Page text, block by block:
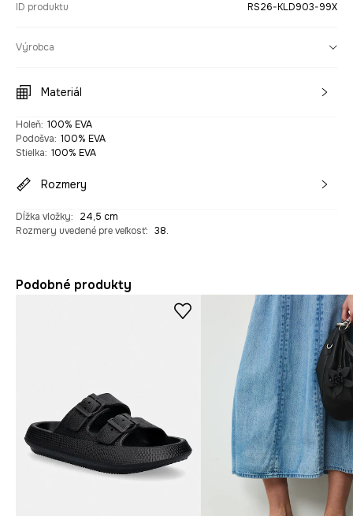
ID produktu RS26-KLD903-99X
Výrobca
Materiál
Holeň: 100% EVA
Podošva: 100% EVA
Stielka: 100% EVA
Rozmery
Dĺžka vložky:
24,5 cm
Rozmery uvedené pre veľkosť: 38.
Podobné produkty